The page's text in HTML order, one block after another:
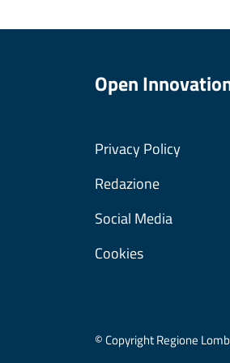
Open
Privacy Policy
Redazione
Social Media
Cookies
© Copyright Regione